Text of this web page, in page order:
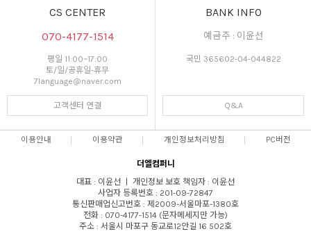
CS CENTER
070-4177-1514
평일 11:00~17:00
토/일/공휴일-휴무
7language@naver.com
고객센터 연결
BANK INFO
예금주 : 이윤선
국민 365602-04-044822
Q&A
이용안내 이용약관 개인정보처리방침 PC버전
더엘컴퍼니
대표 : 이윤선 ㅣ 개인정보 보호 책임자 : 이윤선
사업자 등록번호 : 201-09-72847
통신판매업신고번호 : 제2009-서울마포-1380호
전화 : 070-4177-1514 (문자메세지만 가능)
주소 : 서울시 마포구 동교로12안길 16 502호